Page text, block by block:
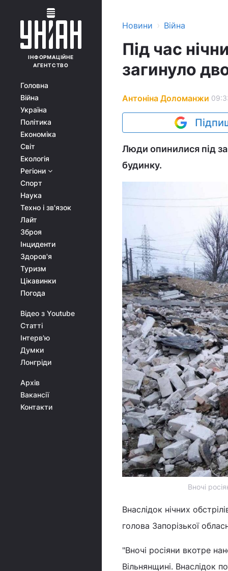
ІНФОРМАЦІЙНЕ
АГЕНТСТВО
Головна
Війна
Україна
Політика
Економіка
Світ
Екологія
Регіони
Спорт
Наука
Техно і зв'язок
Лайт
Зброя
Інциденти
Здоров'я
Туризм
Цікавинки
Погода
Відео з Youtube
Статті
Інтерв'ю
Думки
Лонгріди
Архів
Вакансії
Контакти
Новини › Війна
Під час
загинуло
Антоніна Доломанжи
Люди опинилися під
будинку.
Вночі
Внаслідок нічних
голова Запорізької
"Вночі росіяни вкотре
Вільнянщині. Внаслідок